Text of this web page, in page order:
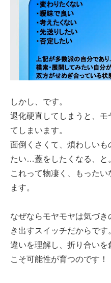
しかし、です。
退化硬直してしまうと、
てしまいます。
面倒くさくて、煩わしい
たい…蓋をしたくなる、と
これって物凄く、もった
ます。
なぜならモヤモヤは気づき
き出すスイッチだからです
違いを理解し、折り合い
こそ可能性が育つのです！